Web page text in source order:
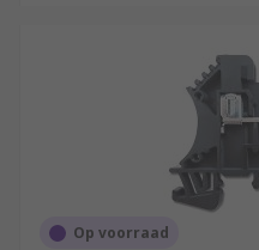
Op voorraad